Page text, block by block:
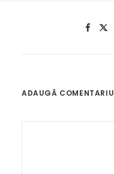
ADAUGĂ COMENTARIU